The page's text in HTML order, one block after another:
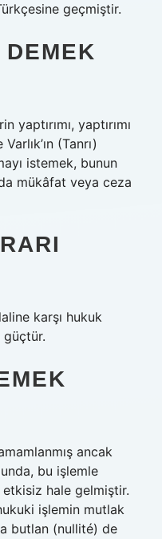
geçmiştir.
yaptırımı
(Tanrı)
istemek, bunun
mükâfat veya ceza
karşı hukuk
güçtür.
ancak
bu işlemle
hale gelmiştir.
işlemin mutlak
butlan (nullité) de